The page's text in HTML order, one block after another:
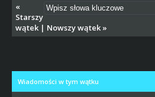
«
Starszy
wątek| Nowszy wątek»
Wiadomości w tym wątku